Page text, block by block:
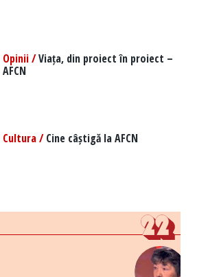
Opinii /Viața, din proiect în proiect –
AFCN
Cultura /Cine câștigă la AFCN